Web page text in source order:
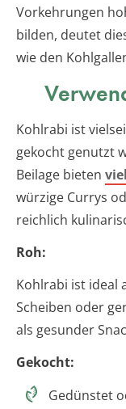
Vorkehrungen
bilden, deutet
wie den
Kohlrabi ist
gekocht genutzt
Beilage bieten
würzige Currys
reichlich
Roh:
Kohlrabi ist ideal
Scheiben oder
als gesunder
Gekocht:
Gedünstet